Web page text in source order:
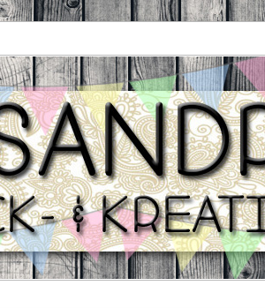
Backfabrik